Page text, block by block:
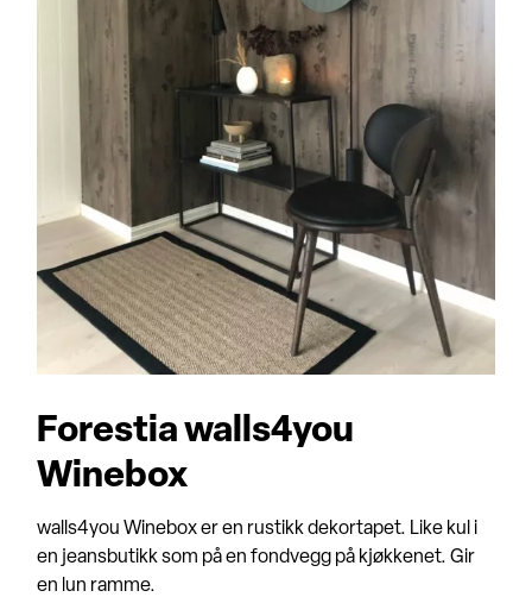
Forestia walls4you
Winebox
walls4you Winebox er en rustikk dekortapet. Like kul i
en jeansbutikk som på en fondvegg på kjøkkenet. Gir
en lun ramme.